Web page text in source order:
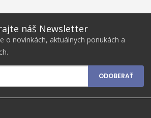
náš Newsletter
o novinkách, aktuálnych ponukách a
ODOBERAŤ